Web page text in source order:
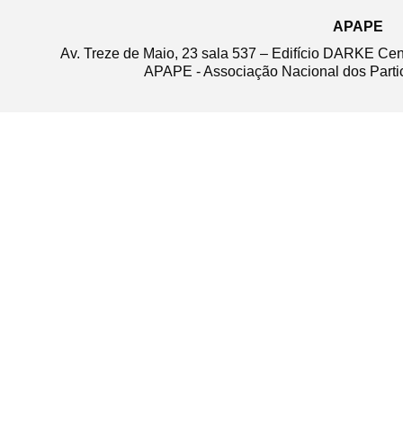
APAPE
Av. Treze de Maio, 23 sala 537 – Edifício DARKE
APAPE - Associação Nacional dos